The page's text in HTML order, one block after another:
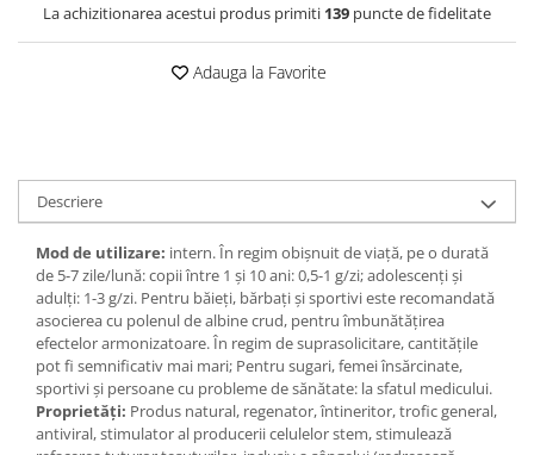
La achizitionarea acestui produs primiti 139 puncte de fidelitate
Adauga la Favorite
Descriere
Mod de utilizare: intern. În regim obișnuit de viață, pe o durată
de 5-7 zile/lună: copii între 1 și 10 ani: 0,5-1 g/zi; adolescenți și
adulți: 1-3 g/zi. Pentru băieți, bărbați și sportivi este recomandată
asocierea cu polenul de albine crud, pentru îmbunătățirea
efectelor armonizatoare. În regim de suprasolicitare, cantitățile
pot fi semnificativ mai mari; Pentru sugari, femei însărcinate,
sportivi și persoane cu probleme de sănătate: la sfatul medicului.
Proprietăți: Produs natural, regenator, întineritor, trofic general,
antiviral, stimulator al producerii celulelor stem, stimulează